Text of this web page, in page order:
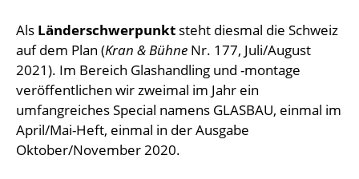
Als Länderschwerpunkt steht diesmal die Schweiz
auf dem Plan (Kran & Bühne Nr. 177, Juli/August
2021). Im Bereich Glashandling und -montage
veröffentlichen wir zweimal im Jahr ein
umfangreiches Special namens GLASBAU, einmal im
April/Mai-Heft, einmal in der Ausgabe
Oktober/November 2020.